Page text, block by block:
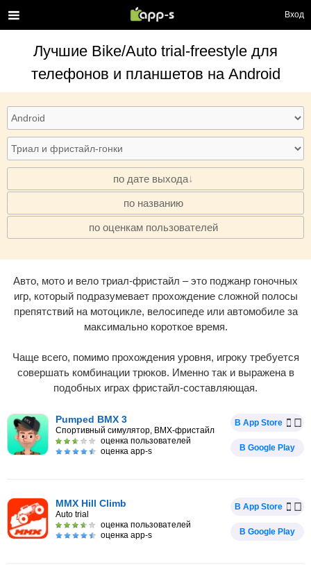
Вход
Лучшие Bike/Auto trial-freestyle для
телефонов и планшетов на Android
по дате выхода
· по названию
· по оценкам пользователей
Авто, мото и вело триал-фристайл – это поджанр гоночных
игр, который подразумевает прохождение сложной полосы
препятствий на мотоцикле, велосипеде или автомобиле за
максимально короткое время.
Чаще всего, помимо прохождения уровня, игроку требуется
совершать комбинации трюков. Именно так и выражена в
подобных играх фристайл-составляющая.
Pumped BMX 3
Спортивный симулятор, BMX-фристайл
оценка пользователей
оценка app-s
В App Store
В Google Play
MMX Hill Climb
Auto trial
оценка пользователей
оценка app-s
В App Store
В Google Play